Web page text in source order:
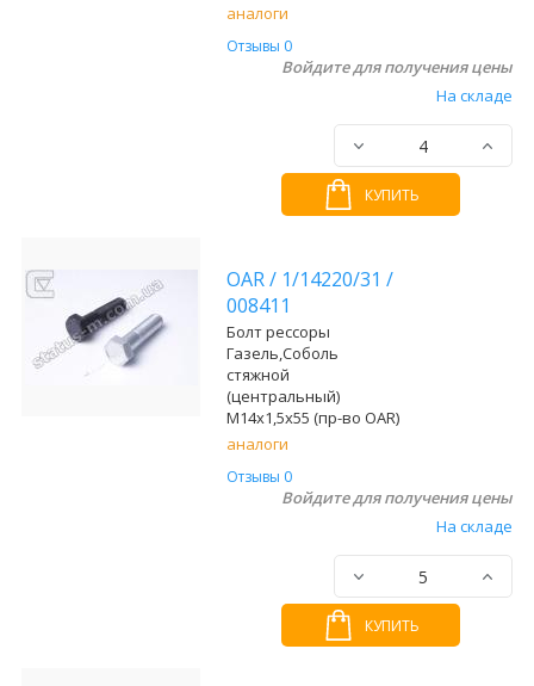
аналоги
Отзывы 0
Войдите для получения цены
На складе
КУПИТЬ
OAR/ 1/14220/31 /
008411
Болт рессоры
Газель,Соболь
стяжной
(центральный)
М14х1,5х55 (пр-во OAR)
аналоги
Отзывы 0
Войдите для получения цены
На складе
КУПИТЬ